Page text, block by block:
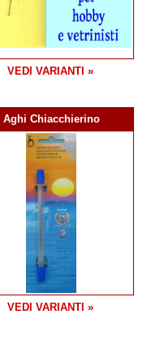
VEDI VARIANTI »
Aghi Chiacchierino
VEDI VARIANTI »